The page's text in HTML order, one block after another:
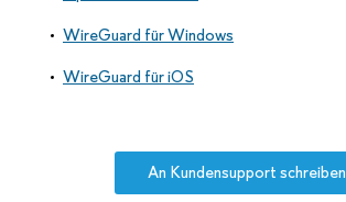
WireGuard für Windows
WireGuard für iOS
An Kundensupport schreiben